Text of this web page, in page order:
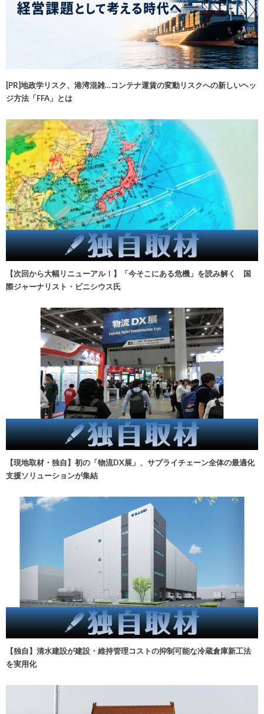
[PR]地政学リスク、港湾混雑…コンテナ運賃の変動リスクへの新しいヘッ
ジ方法「FFA」とは
【次回から大幅リニューアル！】「今そこにある危機」を読み解く 国
際ジャーナリスト・ビニシウス氏
【現地取材・独自】初の「物流DX展」、サプライチェーン全体の最適化
支援ソリューションが集結
【独自】清水建設が建設・維持管理コストの抑制可能な冷蔵倉庫新工法
を実用化